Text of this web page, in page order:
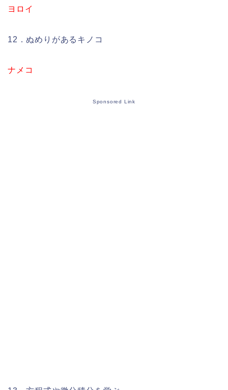
ヨロイ
12．ぬめりがあるキノコ
ナメコ
Sponsored Link